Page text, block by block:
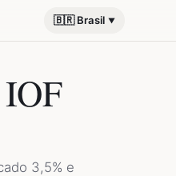
🇧🇷 Brasil
3,5% e